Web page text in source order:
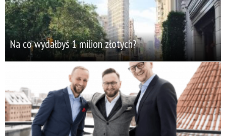
Na co wydałbyś 1 milion złotych?